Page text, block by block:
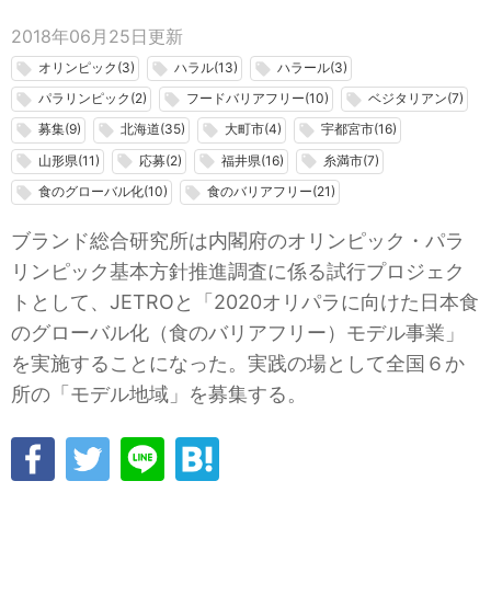
2018年06月25日 更新
local_offer オリンピック(3) local_offer ハラル(13) local_offer ハラール(3)
local_offer パラリンピック(2) local_offer フードバリアフリー(10) local_offer ベジタリアン(7)
local_offer 募集(9) local_offer 北海道(35) local_offer 大町市(4) local_offer 宇都宮市(16)
local_offer 山形県(11) local_offer 応募(2) local_offer 福井県(16) local_offer 糸満市(7)
local_offer 食のグローバル化(10) local_offer 食のバリアフリー(21)
ブランド総合研究所は内閣府のオリンピック・パラ
リンピック基本方針推進調査に係る試行プロジェク
トとして、JETROと「2020オリパラに向けた日本食
のグローバル化（食のバリアフリー）モデル事業」
を実施することになった。実践の場として全国６か
所の「モデル地域」を募集する。